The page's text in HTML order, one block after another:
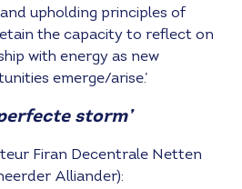
upholding principles of
the capacity to reflect on
with energy as new
emerge/arise.’
storm’
Firan Decentrale Netten
Alliander):